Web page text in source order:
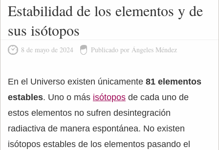
Estabilidad de los elementos y de
sus isótopos
8 de mayo de 2024 Publicado por Ángeles Méndez
En el Universo existen únicamente 81 elementos
estables. Uno o más isótopos de cada uno de
estos elementos no sufren desintegración
radiactiva de manera espontánea. No existen
isótopos estables de los elementos pasando el